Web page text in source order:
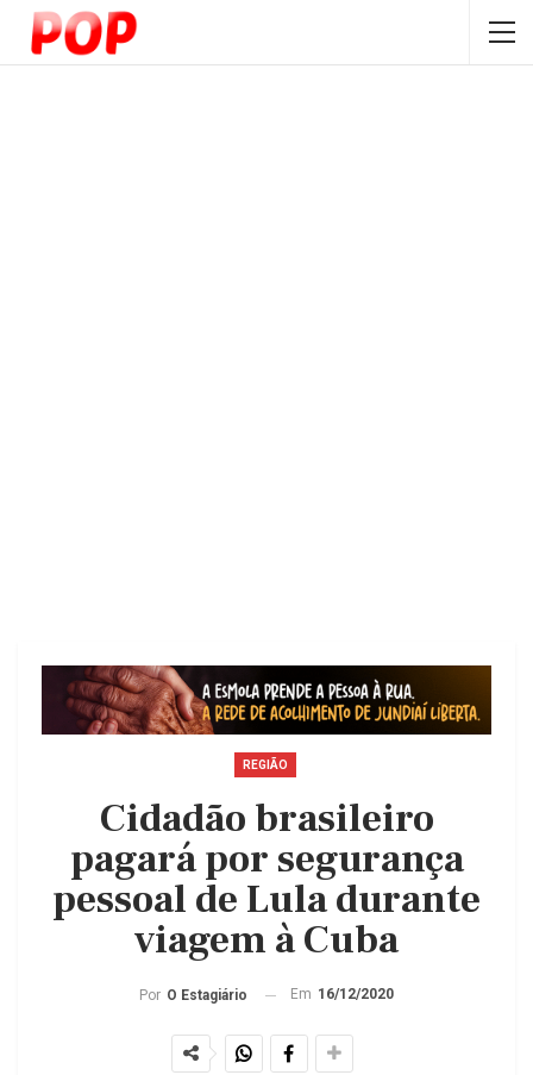
REGIÃO
Cidadão brasileiro
pagará por segurança
pessoal de Lula durante
viagem à Cuba
Por O Estagiário Em 16/12/2020